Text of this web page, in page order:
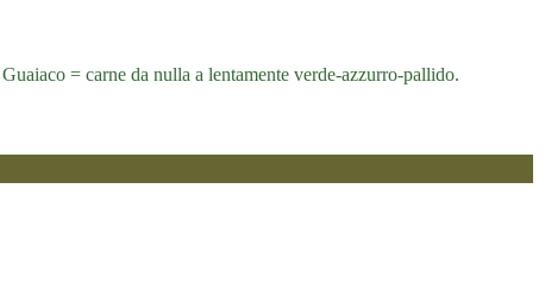
= carne da nulla a lentamente verde-azzurro-pallido.